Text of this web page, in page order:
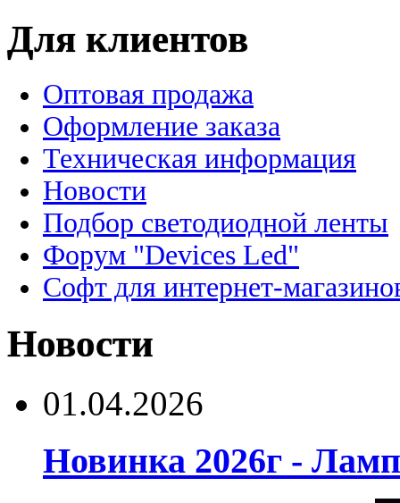
Для клиентов
Оптовая продажа
Оформление заказа
Техническая информация
Новости
Подбор светодиодной ленты
Форум "Devices Led"
Софт для интернет-
Новости
01.04.2026
Новинка 2026г -